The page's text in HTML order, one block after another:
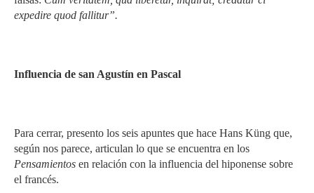
expedire quod fallitur”.
Influencia de san Agustín en Pascal
Para cerrar, presento los seis apuntes que hace Hans Küng que,
según nos parece, articulan lo que se encuentra en los
Pensamientos en relación con la influencia del hiponense sobre
el francés.